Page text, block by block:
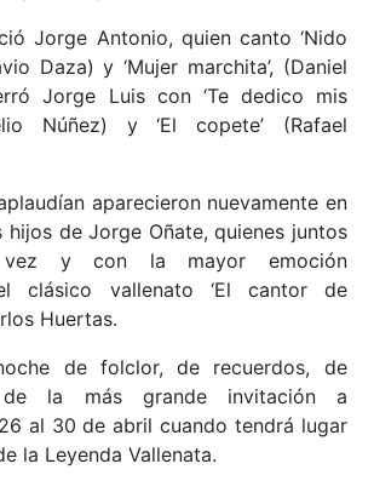
Jorge Antonio, quien canto ‘Nido
Daza) y ‘Mujer marchita’, (Daniel
Jorge Luis con ‘Te dedico mis
Núñez) y ‘El copete’ (Rafael
aparecieron nuevamente en
hijos de Jorge Oñate, quienes juntos
y con la mayor emoción
clásico vallenato ‘El cantor de
Huertas.
de folclor, de recuerdos, de
la más grande invitación a
al 30 de abril cuando tendrá lugar
la Leyenda Vallenata.